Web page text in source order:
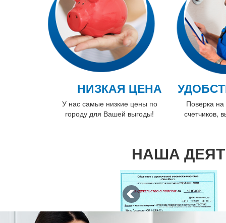
НИЗКАЯ ЦЕНА
У нас самые низкие цены по
городу для Вашей выгоды!
Поверка
счетчиков,
НАША